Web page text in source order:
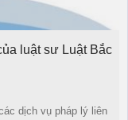
luật sư Luật Bắc
dịch vụ pháp lý liên